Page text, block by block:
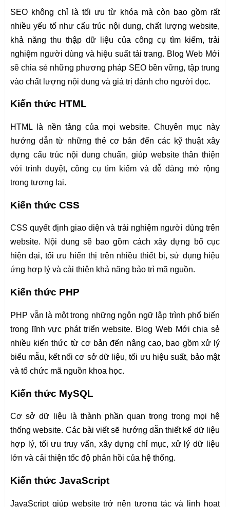
SEO không chỉ là tối ưu từ khóa mà còn bao gồm rất
nhiều yếu tố như cấu trúc nội dung, chất lượng website,
khả năng thu thập dữ liệu của công cụ tìm kiếm, trải
nghiệm người dùng và hiệu suất tải trang. Blog Web Mới
sẽ chia sẻ những phương pháp SEO bền vững, tập trung
vào chất lượng nội dung và giá trị dành cho người đọc.
Kiến thức HTML
HTML là nền tảng của mọi website. Chuyên mục này
hướng dẫn từ những thẻ cơ bản đến các kỹ thuật xây
dựng cấu trúc nội dung chuẩn, giúp website thân thiện
với trình duyệt, công cụ tìm kiếm và dễ dàng mở rộng
trong tương lai.
Kiến thức CSS
CSS quyết định giao diện và trải nghiệm người dùng trên
website. Nội dung sẽ bao gồm cách xây dựng bố cục
hiện đại, tối ưu hiển thị trên nhiều thiết bị, sử dụng hiệu
ứng hợp lý và cải thiện khả năng bảo trì mã nguồn.
Kiến thức PHP
PHP vẫn là một trong những ngôn ngữ lập trình phổ biến
trong lĩnh vực phát triển website. Blog Web Mới chia sẻ
nhiều kiến thức từ cơ bản đến nâng cao, bao gồm xử lý
biểu mẫu, kết nối cơ sở dữ liệu, tối ưu hiệu suất, bảo mật
và tổ chức mã nguồn khoa học.
Kiến thức MySQL
Cơ sở dữ liệu là thành phần quan trọng trong mọi hệ
thống website. Các bài viết sẽ hướng dẫn thiết kế dữ liệu
hợp lý, tối ưu truy vấn, xây dựng chỉ mục, xử lý dữ liệu
lớn và cải thiện tốc độ phản hồi của hệ thống.
Kiến thức JavaScript
JavaScript giúp website trở nên tương tác và linh hoạt